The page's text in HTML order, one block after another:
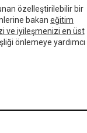
özelleştirilebilir bir
bakan eğitim
ve iyileşmenizi en üst
önlemeye yardımcı